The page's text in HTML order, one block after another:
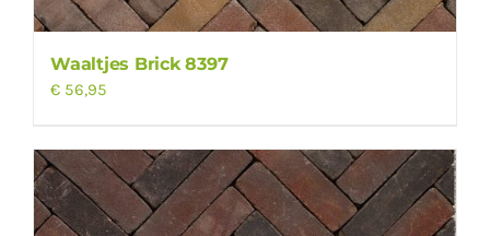
Waaltjes Brick 8397
€ 56,95